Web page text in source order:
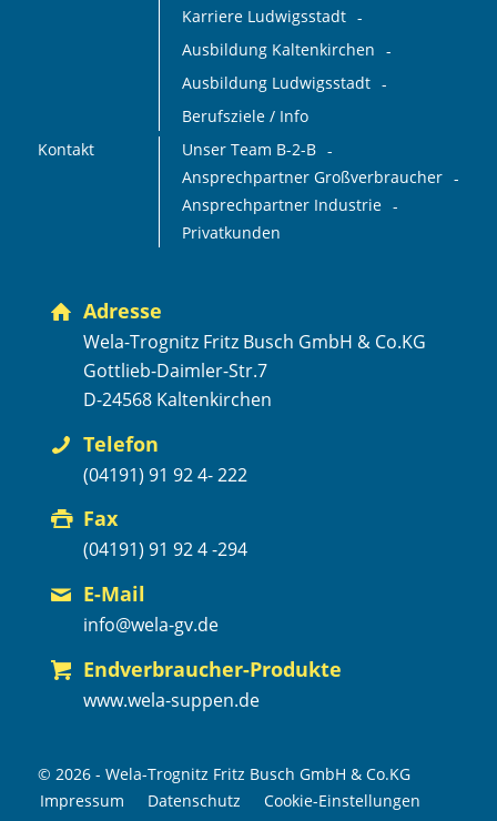
Karriere Ludwigsstadt
Ausbildung Kaltenkirchen
Ausbildung Ludwigsstadt
Berufsziele / Info
Kontakt
Unser Team B-2-B
Ansprechpartner Großverbraucher
Ansprechpartner Industrie
Privatkunden
Adresse
Wela-Trognitz Fritz Busch GmbH & Co.KG
Gottlieb-Daimler-Str.7
D-24568 Kaltenkirchen
Telefon
(04191) 91 92 4- 222
Fax
(04191) 91 92 4 -294
E-Mail
info@wela-gv.de
Endverbraucher-Produkte
www.wela-suppen.de
© 2026 - Wela-Trognitz Fritz Busch GmbH & Co.KG
Impressum Datenschutz Cookie-Einstellungen